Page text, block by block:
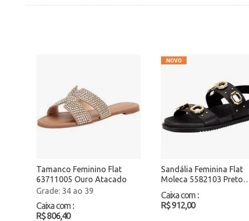
Tamanco Feminino Flat
63711005 Ouro Atacado
34 ao 39
Caixa com :
R$ 806,40
Sandália Feminina Flat
Moleca 5582103 Preto
Atacado
Caixa com :
R$ 912,00